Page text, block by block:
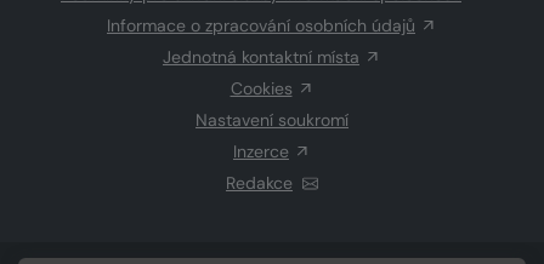
Informace o zpracování osobních údajů
Jednotná kontaktní místa
Cookies
Nastavení soukromí
Inzerce
Redakce